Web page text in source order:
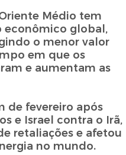
Médio tem
econômico global,
o menor valor
em que os
e aumentam as
de fevereiro após
e Israel contra o Irã,
retaliações e afetou
no mundo.